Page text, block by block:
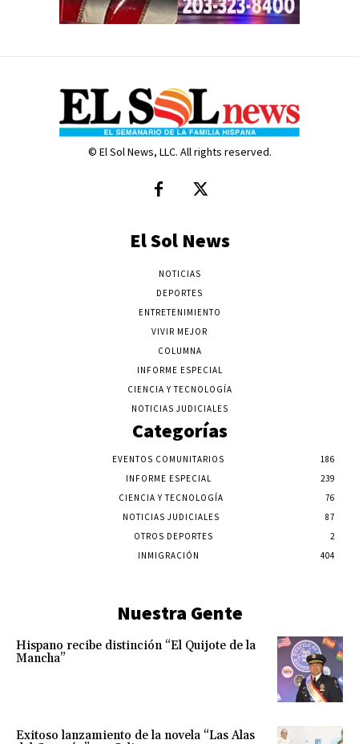
© El Sol News, LLC. All rights reserved.
El Sol News
NOTICIAS
DEPORTES
ENTRETENIMIENTO
VIVIR MEJOR
COLUMNA
INFORME ESPECIAL
CIENCIA Y TECNOLOGÍA
NOTICIAS JUDICIALES
Categorías
EVENTOS COMUNITARIOS
186
INFORME ESPECIAL
239
CIENCIA Y TECNOLOGÍA
76
NOTICIAS JUDICIALES
87
OTROS DEPORTES
2
INMIGRACIÓN
404
Nuestra Gente
Hispano recibe distinción “El Quijote de la
Mancha”
Exitoso lanzamiento de la novela “Las Alas